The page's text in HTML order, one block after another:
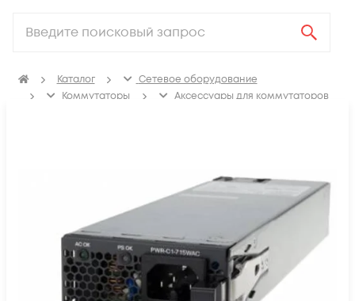
Каталог
Сетевое оборудование
Коммутаторы
Аксессуары для коммутаторов